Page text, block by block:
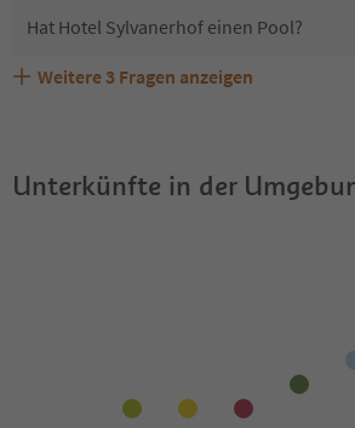
Hat Hotel Sylvanerhof einen Pool?
Sind Haustiere in der Unterkunft Hotel
Welche Services bietet Hotel Sylvanerhof?
Erhalten die Gäste von Hotel Sylvanerhof einen Südtirol
Weitere 3 Fragen anzeigen
Unterkünfte in der